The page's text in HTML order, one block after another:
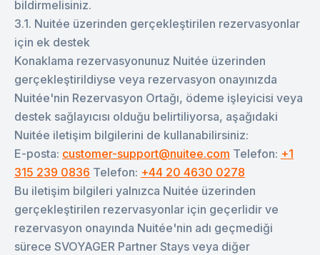
bildirmelisiniz.
3.1. Nuitée üzerinden gerçekleştirilen rezervasyonlar
için ek destek
Konaklama rezervasyonunuz Nuitée üzerinden
gerçekleştirildiyse veya rezervasyon onayınızda
Nuitée'nin Rezervasyon Ortağı, ödeme işleyicisi veya
destek sağlayıcısı olduğu belirtiliyorsa, aşağıdaki
Nuitée iletişim bilgilerini de kullanabilirsiniz:
E-posta: customer-support@nuitee.com Telefon: +1
315 239 0836 Telefon: +44 20 4630 0278
Bu iletişim bilgileri yalnızca Nuitée üzerinden
gerçekleştirilen rezervasyonlar için geçerlidir ve
rezervasyon onayında Nuitée'nin adı geçmediği
sürece SVOYAGER Partner Stays veya diğer